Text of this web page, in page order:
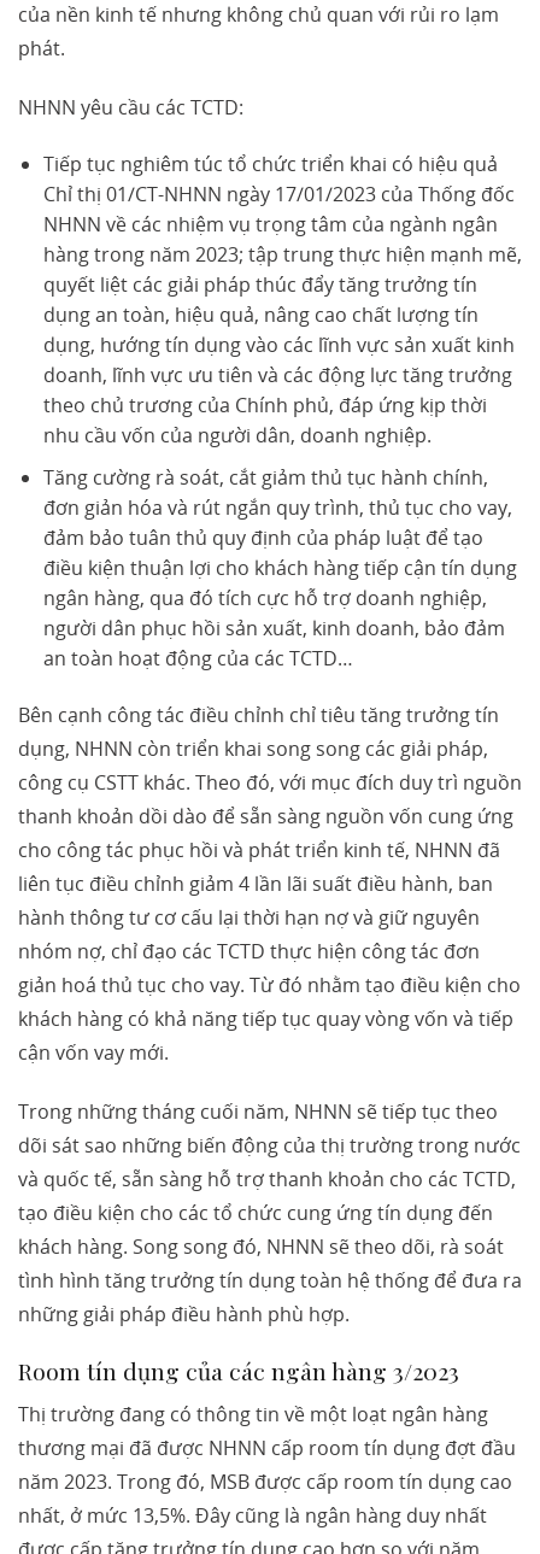
của nền kinh tế nhưng không chủ quan với rủi ro lạm
phát.
NHNN yêu cầu các TCTD:
Tiếp tục nghiêm túc tổ chức triển khai có hiệu quả
Chỉ thị 01/CT-NHNN ngày 17/01/2023 của Thống đốc
NHNN về các nhiệm vụ trọng tâm của ngành ngân
hàng trong năm 2023; tập trung thực hiện mạnh mẽ,
quyết liệt các giải pháp thúc đẩy tăng trưởng tín
dụng an toàn, hiệu quả, nâng cao chất lượng tín
dụng, hướng tín dụng vào các lĩnh vực sản xuất kinh
doanh, lĩnh vực ưu tiên và các động lực tăng trưởng
theo chủ trương của Chính phủ, đáp ứng kịp thời
nhu cầu vốn của người dân, doanh nghiệp.
Tăng cường rà soát, cắt giảm thủ tục hành chính,
đơn giản hóa và rút ngắn quy trình, thủ tục cho vay,
đảm bảo tuân thủ quy định của pháp luật để tạo
điều kiện thuận lợi cho khách hàng tiếp cận tín dụng
ngân hàng, qua đó tích cực hỗ trợ doanh nghiệp,
người dân phục hồi sản xuất, kinh doanh, bảo đảm
an toàn hoạt động của các TCTD…
Bên cạnh công tác điều chỉnh chỉ tiêu tăng trưởng tín
dụng, NHNN còn triển khai song song các giải pháp,
công cụ CSTT khác. Theo đó, với mục đích duy trì nguồn
thanh khoản dồi dào để sẵn sàng nguồn vốn cung ứng
cho công tác phục hồi và phát triển kinh tế, NHNN đã
liên tục điều chỉnh giảm 4 lần lãi suất điều hành, ban
hành thông tư cơ cấu lại thời hạn nợ và giữ nguyên
nhóm nợ, chỉ đạo các TCTD thực hiện công tác đơn
giản hoá thủ tục cho vay. Từ đó nhằm tạo điều kiện cho
khách hàng có khả năng tiếp tục quay vòng vốn và tiếp
cận vốn vay mới.
Trong những tháng cuối năm, NHNN sẽ tiếp tục theo
dõi sát sao những biến động của thị trường trong nước
và quốc tế, sẵn sàng hỗ trợ thanh khoản cho các TCTD,
tạo điều kiện cho các tổ chức cung ứng tín dụng đến
khách hàng. Song song đó, NHNN sẽ theo dõi, rà soát
tình hình tăng trưởng tín dụng toàn hệ thống để đưa ra
những giải pháp điều hành phù hợp.
Room tín dụng của các ngân hàng 3/2023
Thị trường đang có thông tin về một loạt ngân hàng
thương mại đã được NHNN cấp room tín dụng đợt đầu
năm 2023. Trong đó, MSB được cấp room tín dụng cao
nhất, ở mức 13,5%. Đây cũng là ngân hàng duy nhất
được cấp tăng trưởng tín dụng cao hơn so với năm